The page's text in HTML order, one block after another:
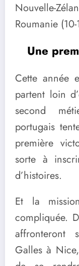
Nouvelle-
Roumanie
Une
Cette année
partent loin
second
portugais
première
sorte à
d’histoires.
Et la
compliquée.
affronteront
Galles à